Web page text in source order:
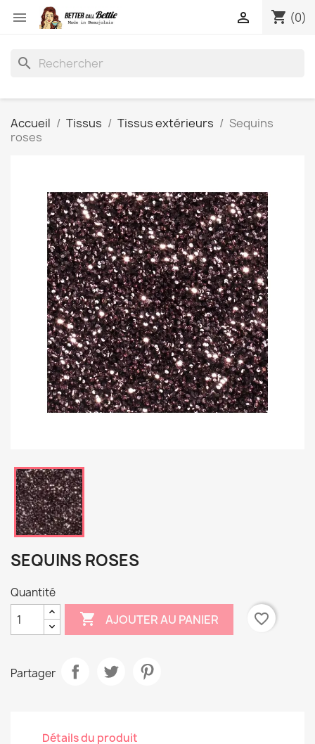
 shopping_cart (0)

search
Accueil Tissus Tissus extérieurs
Sequins
roses
SEQUINS ROSES
Quantité
 AJOUTER AU PANIER favorite_border
Partager
Détails du produit